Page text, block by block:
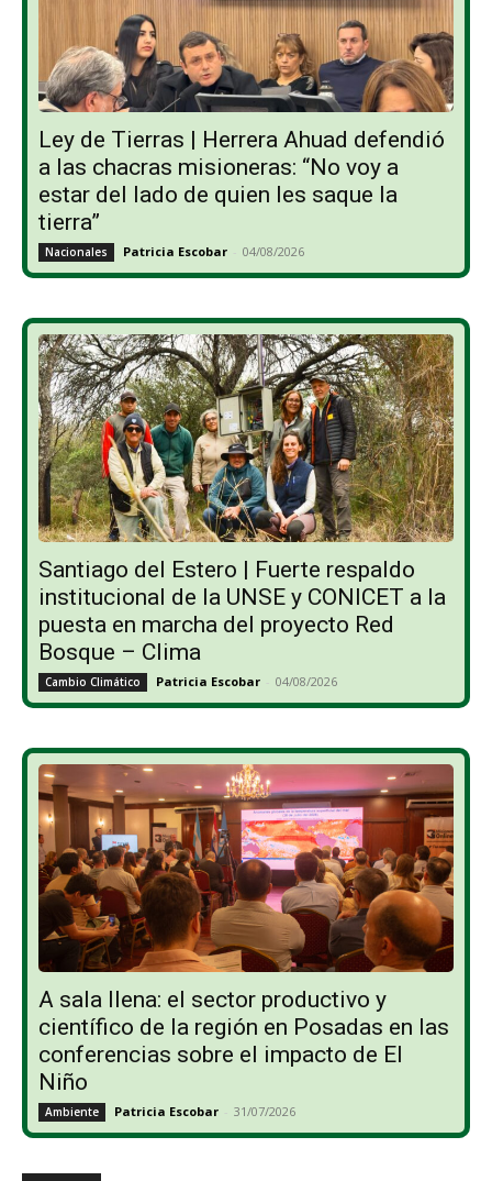
Ley de Tierras | Herrera Ahuad defendió
a las chacras misioneras: “No voy a
estar del lado de quien les saque la
tierra”
Nacionales Patricia Escobar - 04/08/2026
Santiago del Estero | Fuerte respaldo
institucional de la UNSE y CONICET a la
puesta en marcha del proyecto Red
Bosque – Clima
Cambio Climático Patricia Escobar - 04/08/2026
A sala llena: el sector productivo y
científico de la región en Posadas en las
conferencias sobre el impacto de El
Niño
Ambiente Patricia Escobar - 31/07/2026